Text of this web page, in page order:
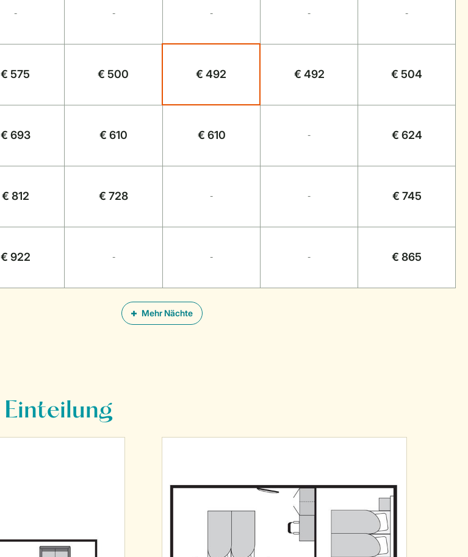
Mehr Nächte
- - - - -
€ 575 € 500 € 492 € 492 € 504
€ 693 € 610 € 610 - € 624
€ 812 € 728 - - € 745
€ 922 - - - € 865
Einteilung